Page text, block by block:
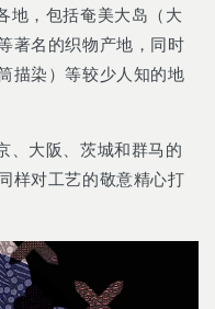
地，包括奄美大岛（大
著名的织物产地，同时
描染）等较少人知的地
、大阪、茨城和群马的
样对工艺的敬意精心打